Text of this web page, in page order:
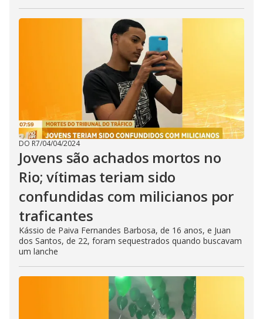
DO R7/04/04/2024
Jovens são achados mortos no
Rio; vítimas teriam sido
confundidas com milicianos por
traficantes
Kássio de Paiva Fernandes Barbosa, de 16 anos, e Juan
dos Santos, de 22, foram sequestrados quando buscavam
um lanche